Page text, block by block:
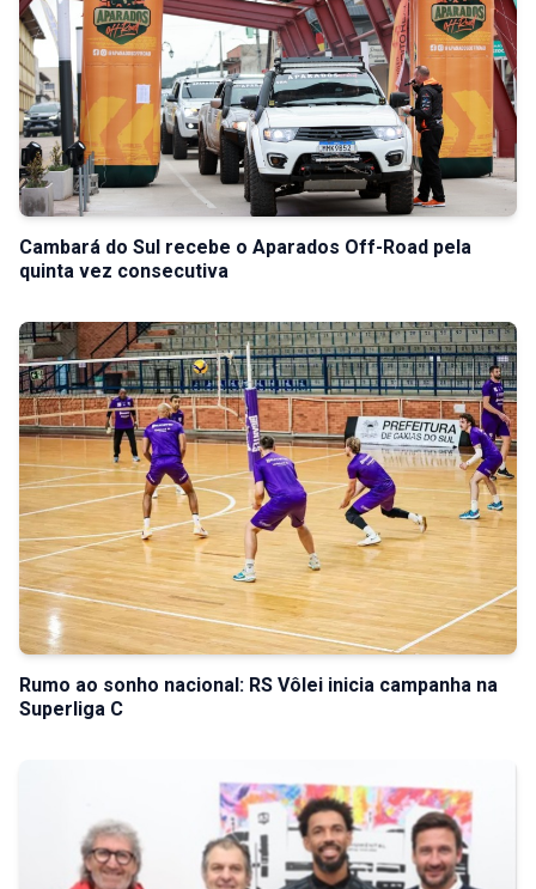
Cambará do Sul recebe o Aparados Off-Road pela
quinta vez consecutiva
Rumo ao sonho nacional: RS Vôlei inicia campanha na
Superliga C